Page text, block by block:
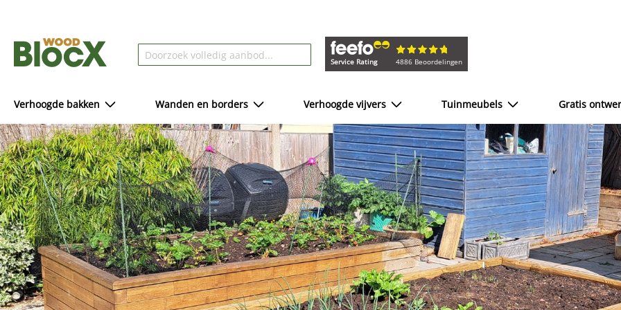
Service Rating 4886 Beoordelingen
Verhoogde bakken Wanden en borders Verhoogde vijvers Tuinmeubels Gratis